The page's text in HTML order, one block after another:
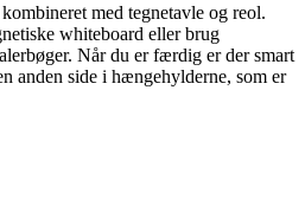
med tegnetavle og reol.
whiteboard eller brug
Når du er færdig er der smart
anden side i hængehylderne, som er